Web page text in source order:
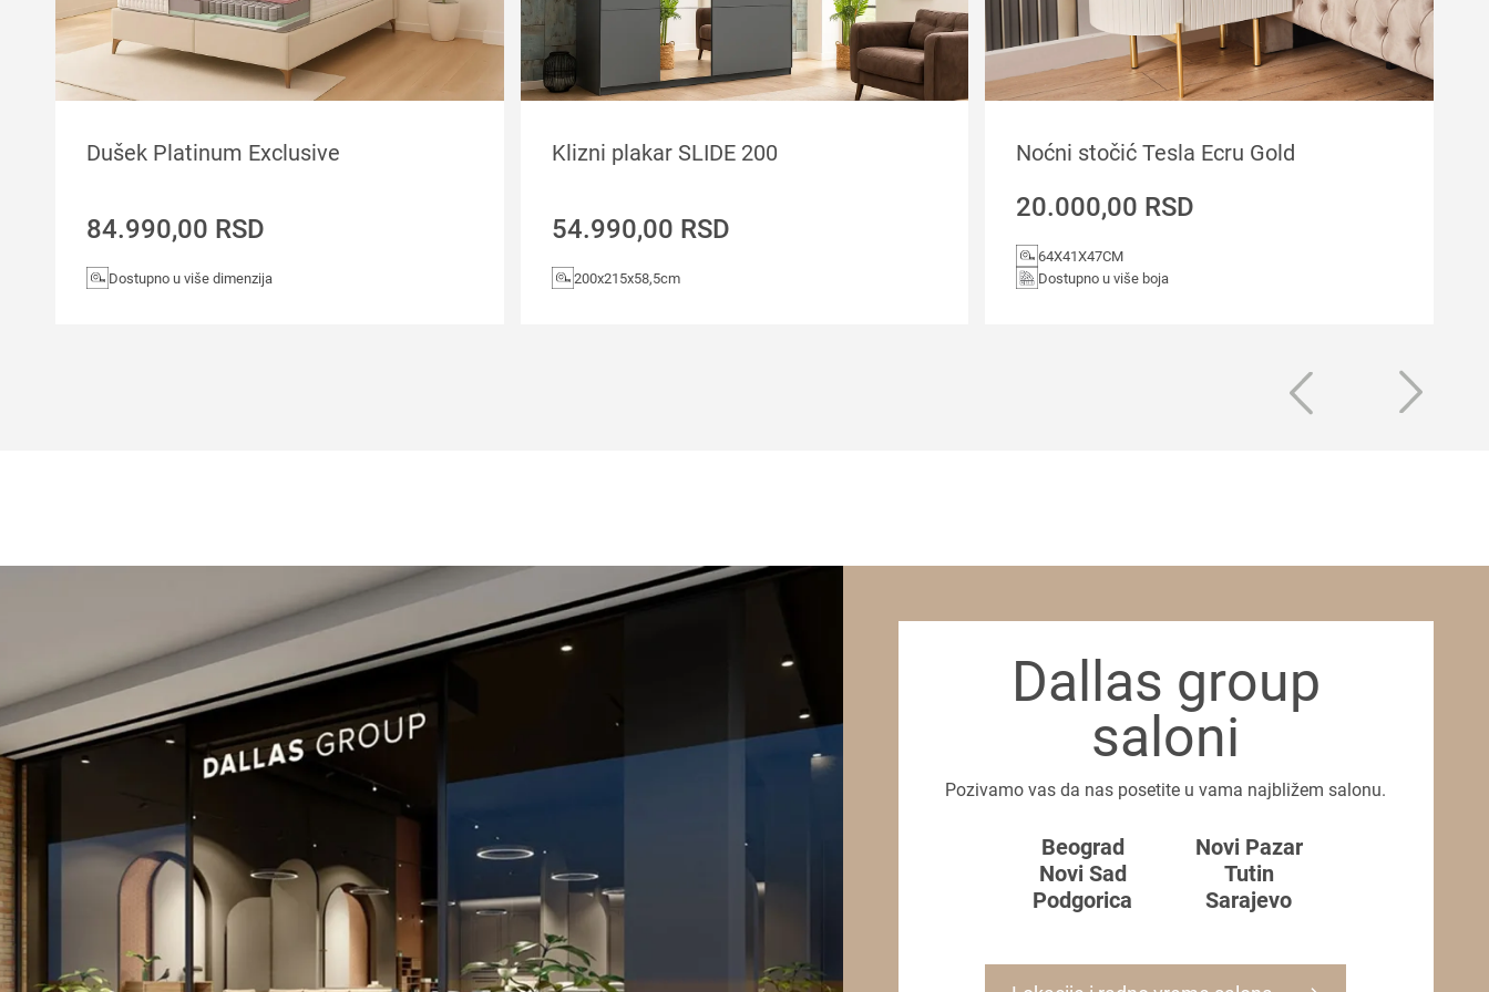
Dušek Platinum Exclusive
84.990,00 RSD
Dostupno u više dimenzija
Klizni plakar SLIDE 200
54.990,00 RSD
200x215x58,5cm
Noćni stočić Tesla Ecru Gold
20.000,00 RSD
64X41X47CM
Dostupno u više boja
Dallas group
saloni
Pozivamo vas da nas posetite u vama najbližem salonu.
Beograd
Novi Sad
Podgorica
Novi Pazar
Tutin
Sarajevo